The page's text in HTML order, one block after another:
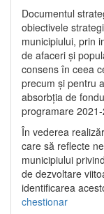
Documentul
obiectivele
municipiului, prin
de afaceri și
consens în ceea
precum și pentru
absorbția de
programare
În vederea
care să reflecte
municipiului
de dezvoltare
identificarea
chestionar